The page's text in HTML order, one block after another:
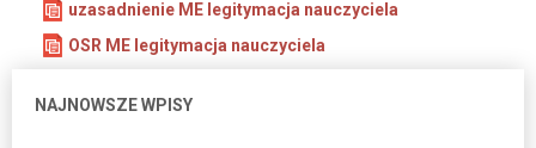
AKTUALNOŚCI
uzasadnienie ME legitymacja nauczyciela
OSR ME legitymacja nauczyciela
NAJNOWSZE WPISY